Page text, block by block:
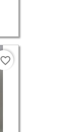
favorite_border